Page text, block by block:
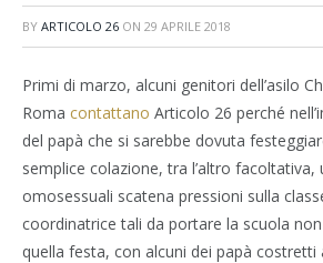
BY ARTICOLO 26 ON 29 APRILE 2018
Primi di marzo, alcuni genitori dell’asilo
Roma contattano Articolo 26 perché
del papà che si sarebbe dovuta
semplice colazione, tra l’altro facoltativa,
omosessuali scatena pressioni sulla
coordinatrice tali da portare la scuola
quella festa, con alcuni dei papà costretti